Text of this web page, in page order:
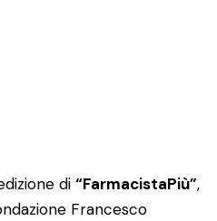
di “FarmacistaPiù”,
Francesco